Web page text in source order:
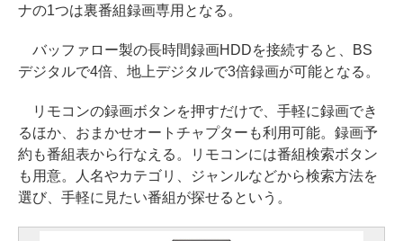
ナの1つは裏番組録画専用となる。
バッファロー製の長時間録画HDDを接続すると、BS
デジタルで4倍、地上デジタルで3倍録画が可能となる。
リモコンの録画ボタンを押すだけで、手軽に録画でき
るほか、おまかせオートチャプターも利用可能。録画予
約も番組表から行なえる。リモコンには番組検索ボタン
も用意。人名やカテゴリ、ジャンルなどから検索方法を
選び、手軽に見たい番組が探せるという。